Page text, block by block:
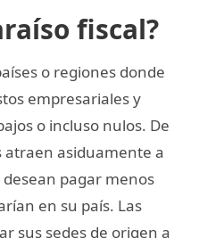
fiscal?
o regiones donde
empresariales y
o incluso nulos. De
atraen asiduamente a
pagar menos
en su país. Las
sus sedes de origen a